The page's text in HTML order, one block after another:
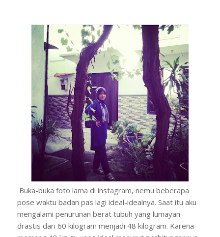
Buka-buka foto lama di instagram, nemu beberapa
pose waktu badan pas lagi ideal-idealnya. Saat itu aku
mengalami penurunan berat tubuh yang lumayan
drastis dari 60 kilogram menjadi 48 kilogram. Karena